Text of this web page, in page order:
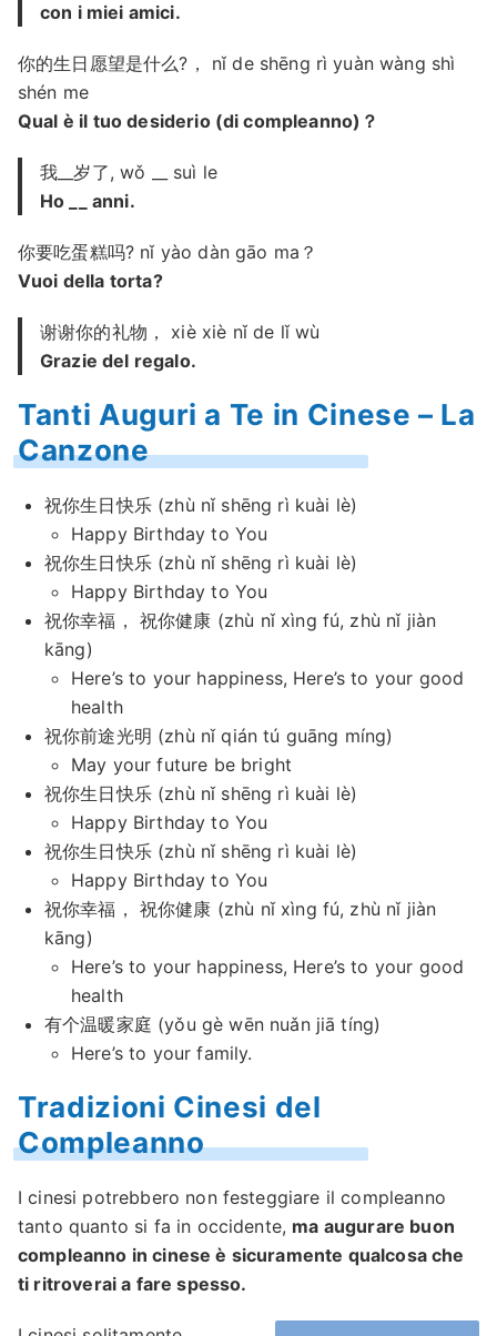
con i miei amici.
你的生日愿望是什么?， nǐ de shēng rì yuàn wàng shì
shén me
Qual è il tuo desiderio (di compleanno)？
我__岁了, wǒ __ suì le
Ho __ anni.
你要吃蛋糕吗? nǐ yào dàn gāo ma？
Vuoi della torta?
谢谢你的礼物， xiè xiè nǐ de lǐ wù
Grazie del regalo.
Tanti Auguri a Te in Cinese – La
Canzone
祝你生日快乐 (zhù nǐ shēng rì kuài lè)
Happy Birthday to You
祝你生日快乐 (zhù nǐ shēng rì kuài lè)
Happy Birthday to You
祝你幸福， 祝你健康 (zhù nǐ xìng fú, zhù nǐ jiàn
kāng)
Here’s to your happiness, Here’s to your good
health
祝你前途光明 (zhù nǐ qián tú guāng míng)
May your future be bright
祝你生日快乐 (zhù nǐ shēng rì kuài lè)
Happy Birthday to You
祝你生日快乐 (zhù nǐ shēng rì kuài lè)
Happy Birthday to You
祝你幸福， 祝你健康 (zhù nǐ xìng fú, zhù nǐ jiàn
kāng)
Here’s to your happiness, Here’s to your good
health
有个温暖家庭 (yǒu gè wēn nuǎn jiā tíng)
Here’s to your family.
Tradizioni Cinesi del
Compleanno
I cinesi potrebbero non festeggiare il compleanno
tanto quanto si fa in occidente, ma augurare buon
compleanno in cinese è sicuramente qualcosa che
ti ritroverai a fare spesso.